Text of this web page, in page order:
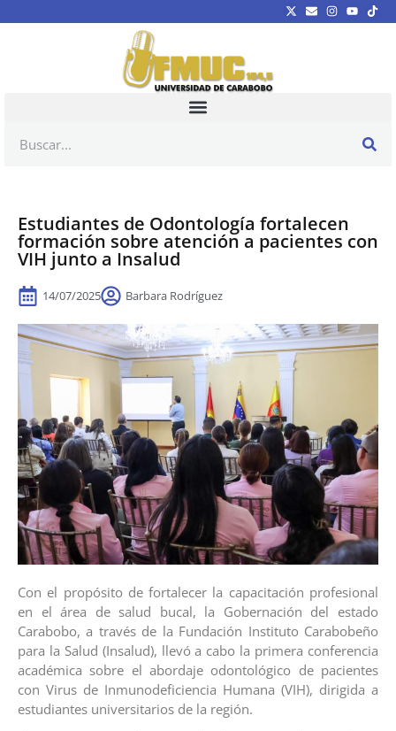
Estudiantes de Odontología fortalecen
formación sobre atención a pacientes con
VIH junto a Insalud
14/07/2025 Barbara Rodríguez
Con el propósito de fortalecer la capacitación profesional
en el área de salud bucal, la Gobernación del estado
Carabobo, a través de la Fundación Instituto Carabobeño
para la Salud (Insalud), llevó a cabo la primera conferencia
académica sobre el abordaje odontológico de pacientes
con Virus de Inmunodeficiencia Humana (VIH), dirigida a
estudiantes universitarios de la región.